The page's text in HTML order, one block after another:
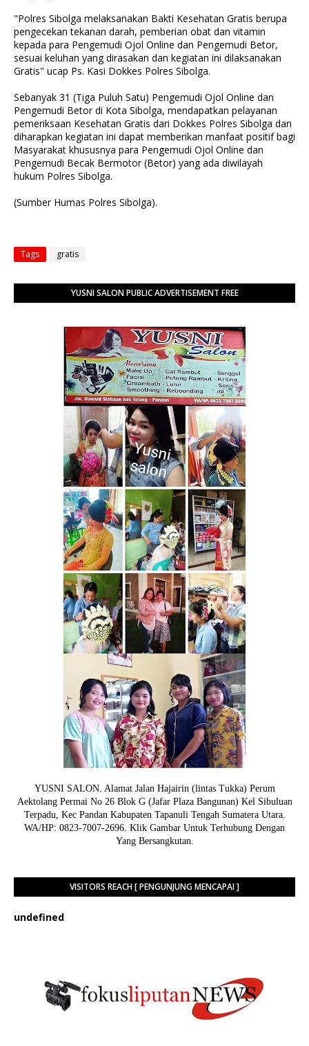
"Polres Sibolga melaksanakan Bakti Kesehatan Gratis berupa
pengecekan tekanan darah, pemberian obat dan vitamin
kepada para Pengemudi Ojol Online dan Pengemudi Betor,
sesuai keluhan yang dirasakan dan kegiatan ini dilaksanakan
Gratis" ucap Ps. Kasi Dokkes Polres Sibolga.
Sebanyak 31 (Tiga Puluh Satu) Pengemudi Ojol Online dan
Pengemudi Betor di Kota Sibolga, mendapatkan pelayanan
pemeriksaan Kesehatan Gratis dari Dokkes Polres Sibolga dan
diharapkan kegiatan ini dapat memberikan manfaat positif bagi
Masyarakat khususnya para Pengemudi Ojol Online dan
Pengemudi Becak Bermotor (Betor) yang ada diwilayah
hukum Polres Sibolga.
(Sumber Humas Polres Sibolga).
Tags gratis
YUSNI SALON PUBLIC ADVERTISEMENT FREE
YUSNI SALON. Alamat Jalan Hajairin (lintas Tukka) Perum
Aektolang Permai No 26 Blok G (Jafar Plaza Bangunan) Kel Sibuluan
Terpadu, Kec Pandan Kabupaten Tapanuli Tengah Sumatera Utara.
WA/HP: 0823-7007-2696. Klik Gambar Untuk Terhubung Dengan
Yang Bersangkutan.
VISITORS REACH [ PENGUNJUNG MENCAPAI ]
undefned